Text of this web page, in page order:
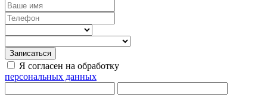
Записаться
Я согласен на обработку
персональных данных